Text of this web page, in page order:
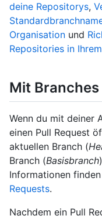
deine Repositorys,
Organisation und
Repositories in
Mit
Wenn du mit deiner
einen Pull Request
aktuellen Branch (
Branch (Basisbranch
Informationen
Requests.
Nachdem ein Pull